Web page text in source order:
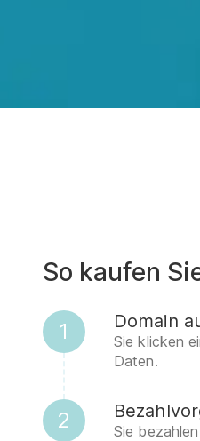
So kaufen
1 Domain
Sie klicken
Daten.
2 Sie